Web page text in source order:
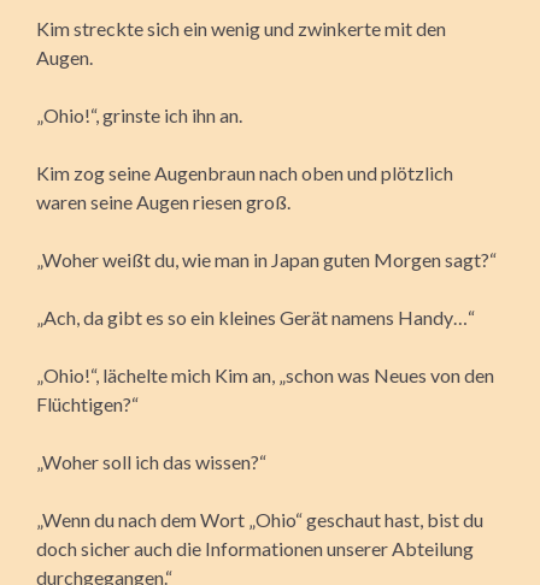
Kim streckte sich ein wenig und zwinkerte mit den
Augen.
„Ohio!“, grinste ich ihn an.
Kim zog seine Augenbraun nach oben und plötzlich
waren seine Augen riesen groß.
„Woher weißt du, wie man in Japan guten Morgen sagt?“
„Ach, da gibt es so ein kleines Gerät namens Handy…“
„Ohio!“, lächelte mich Kim an, „schon was Neues von den
Flüchtigen?“
„Woher soll ich das wissen?“
„Wenn du nach dem Wort „Ohio“ geschaut hast, bist du
doch sicher auch die Informationen unserer Abteilung
durchgegangen.“